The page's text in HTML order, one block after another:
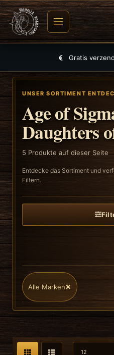
Gratis
UNSER SORTIMENT
Age of
Daughters
5 Produkte auf dieser Seite
Entdecke das Sortiment und
Filtern.
Alle Marken×